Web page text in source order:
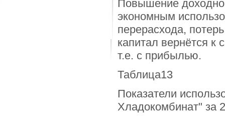
Повышение
экономным
перерасхода,
капитал вернётся
т.е. с прибылью.
Таблица13
Показатели
Хладокомбинат" за